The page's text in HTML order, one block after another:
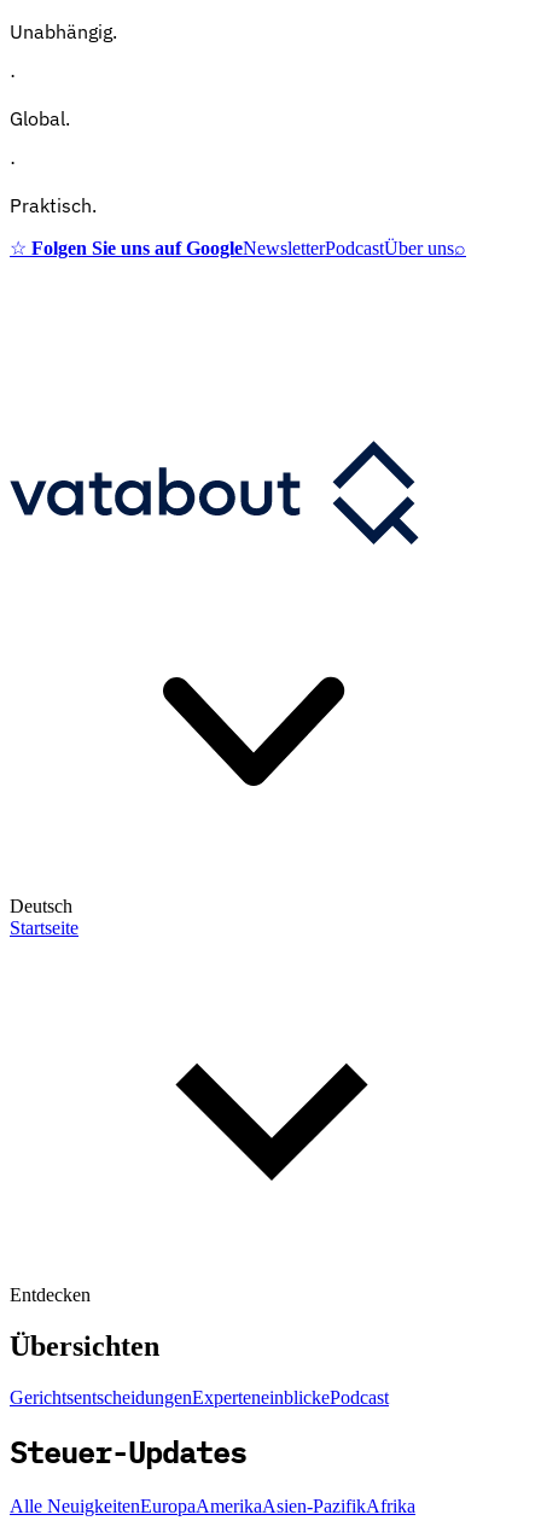
Unabhängig.
·
Global.
·
Praktisch.
☆ Folgen Sie uns auf GoogleNewsletterPodcastÜber uns⌕
Deutsch
Startseite
Entdecken
Übersichten
GerichtsentscheidungenExperteneinblickePodcast
Steuer-Updates
Alle NeuigkeitenEuropaAmerikaAsien-PazifikAfrika